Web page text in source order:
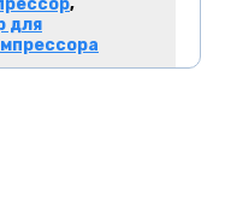
,
для